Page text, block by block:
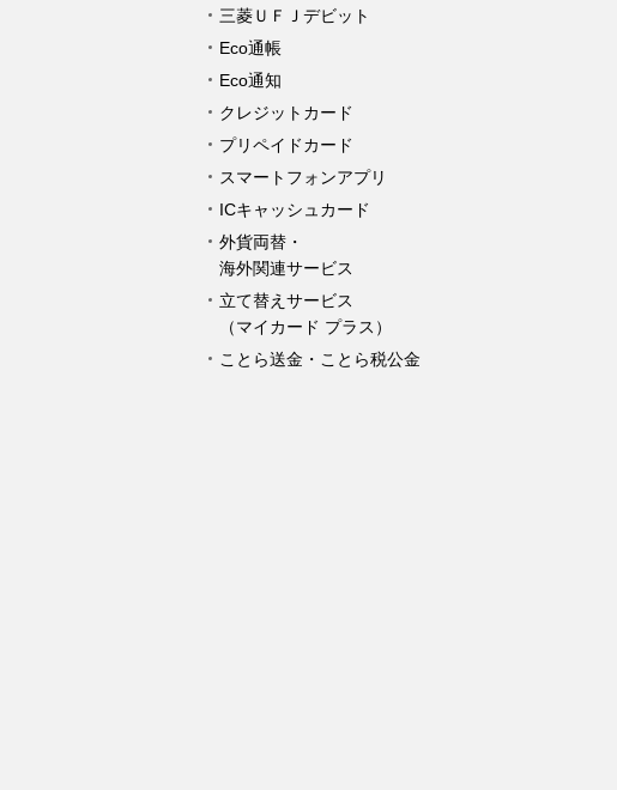
三菱ＵＦＪデビット
Eco通帳
Eco通知
クレジットカード
プリペイドカード
スマートフォンアプリ
ICキャッシュカード
外貨両替・
海外関連サービス
立て替えサービス
（マイカード プラス）
ことら送金・ことら税公金